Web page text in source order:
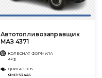
Автотопливозаправщик
МАЗ 4371
КОЛЕСНАЯ ФОРМУЛА
4×2
ДВИГАТЕЛЬ
ЯМЗ-53445